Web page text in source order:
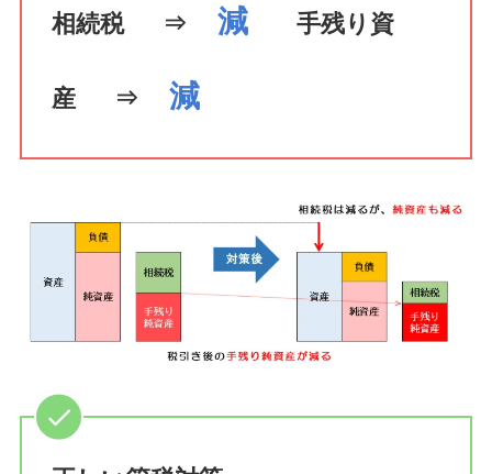
相続税 ⇒ 減 手残り資
産 ⇒ 減